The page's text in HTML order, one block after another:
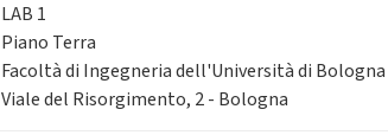
LAB 1
Piano Terra
Facoltà di Ingegneria dell'Università di Bologna
Viale del Risorgimento, 2 - Bologna